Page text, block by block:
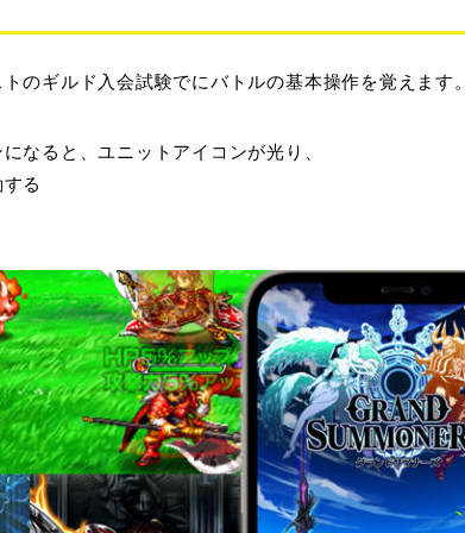
のギルド入会試験でにバトルの基本操作を覚えます。
なると、ユニットアイコンが光り、
る